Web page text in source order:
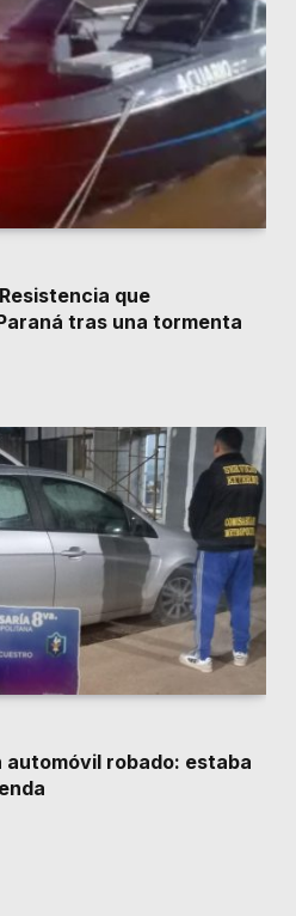
que
tras una tormenta
automóvil robado: estaba